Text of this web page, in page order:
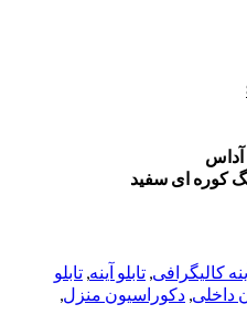
کوره ای سفید
کالیگرافی, تابلو آینه, تابلو
داخلی, دکوراسیون منزل,